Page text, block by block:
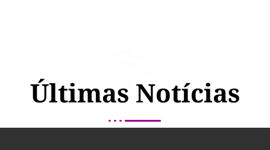
Últimas Notícias